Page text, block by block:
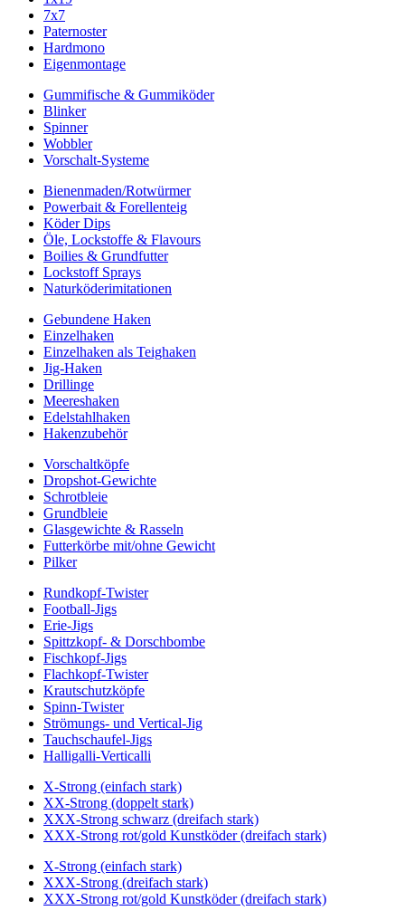
7x7
Paternoster
Hardmono
Eigenmontage
Gummifische & Gummiköder
Blinker
Spinner
Wobbler
Vorschalt-Systeme
Bienenmaden/Rotwürmer
Powerbait & Forellenteig
Köder Dips
Öle, Lockstoffe & Flavours
Boilies & Grundfutter
Lockstoff Sprays
Naturköderimitationen
Gebundene Haken
Einzelhaken
Einzelhaken als Teighaken
Jig-Haken
Drillinge
Meereshaken
Edelstahlhaken
Hakenzubehör
Vorschaltköpfe
Dropshot-Gewichte
Schrotbleie
Grundbleie
Glasgewichte & Rasseln
Futterkörbe mit/ohne Gewicht
Pilker
Rundkopf-Twister
Football-Jigs
Erie-Jigs
Spittzkopf- & Dorschbombe
Fischkopf-Jigs
Flachkopf-Twister
Krautschutzköpfe
Spinn-Twister
Strömungs- und Vertical-Jig
Tauchschaufel-Jigs
Halligalli-Verticalli
X-Strong (einfach stark)
XX-Strong (doppelt stark)
XXX-Strong schwarz (dreifach stark)
XXX-Strong rot/gold Kunstköder (dreifach stark)
X-Strong (einfach stark)
XXX-Strong (dreifach stark)
XXX-Strong rot/gold Kunstköder (dreifach stark)